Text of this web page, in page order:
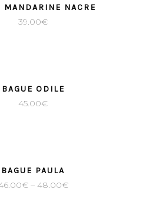
MANDARINE NACRE
39.00€
BAGUE ODILE
45.00€
BAGUE PAULA
€– 48.00€